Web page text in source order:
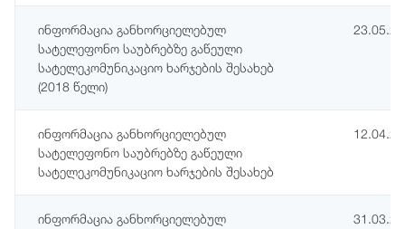
ინფორმაცია განხორციელებულ
სატელეფონო საუბრებზე გაწეული
სატელეკომუნიკაციო ხარჯების შესახებ
(2018 წელი)
ინფორმაცია განხორციელებულ
სატელეფონო საუბრებზე გაწეული
სატელეკომუნიკაციო ხარჯების შესახებ
ინფორმაცია განხორციელებულ